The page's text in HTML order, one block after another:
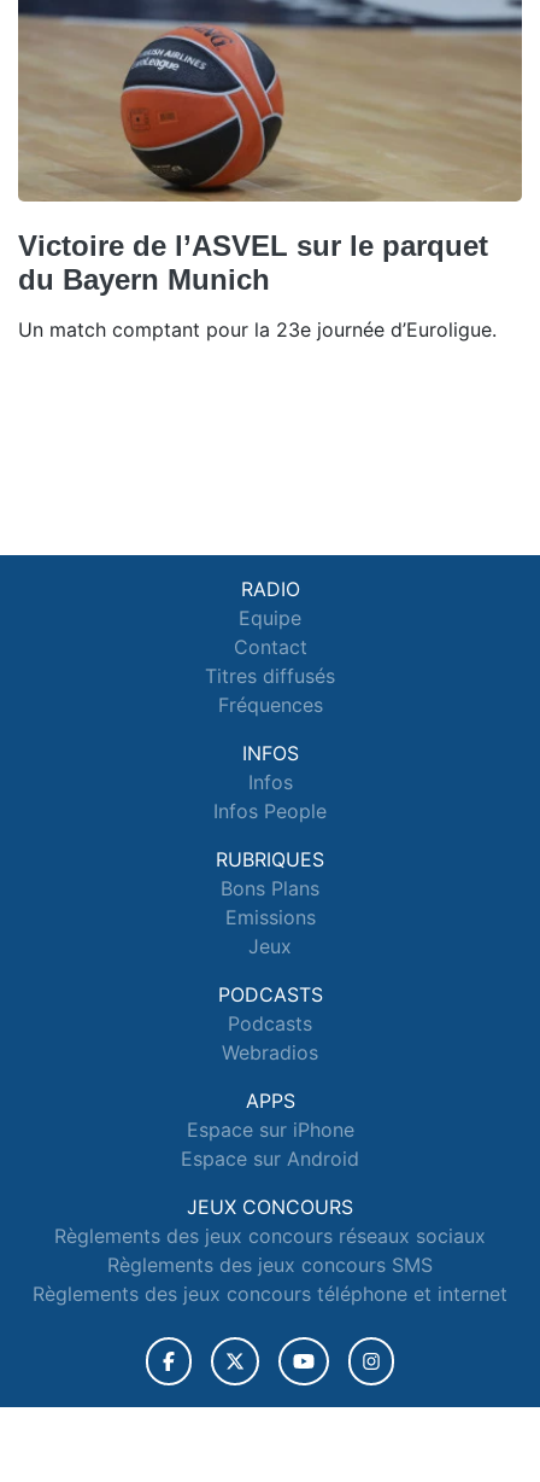
Victoire de l’ASVEL sur le parquet
du Bayern Munich
Un match comptant pour la 23e journée d’Euroligue.
RADIO
Equipe
Contact
Titres diffusés
Fréquences
INFOS
Infos
Infos People
RUBRIQUES
Bons Plans
Emissions
Jeux
PODCASTS
Podcasts
Webradios
APPS
Espace sur iPhone
Espace sur Android
JEUX CONCOURS
Règlements des jeux concours réseaux sociaux
Règlements des jeux concours SMS
Règlements des jeux concours téléphone et internet